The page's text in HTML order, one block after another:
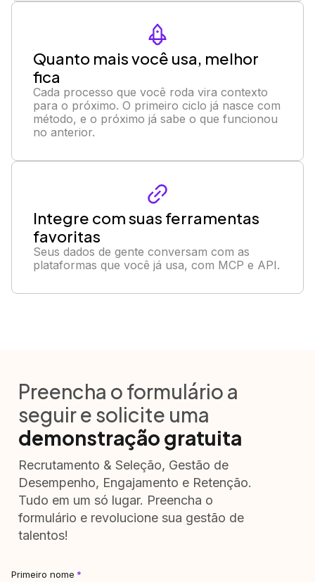
Quanto mais você usa, melhor
fica
Cada processo que você roda vira contexto
para o próximo. O primeiro ciclo já nasce com
método, e o próximo já sabe o que funcionou
no anterior.
Integre com suas ferramentas
favoritas
Seus dados de gente conversam com as
plataformas que você já usa, com MCP e API.
Preencha o formulário a
seguir e solicite uma
demonstração gratuita
Recrutamento & Seleção, Gestão de
Desempenho, Engajamento e Retenção.
Tudo em um só lugar. Preencha o
formulário e revolucione sua gestão de
talentos!
Primeiro nome *